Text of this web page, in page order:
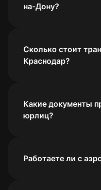
на-Дону?
Сколько стоит
Краснодар?
Какие документы
юрлиц?
Работаете ли с